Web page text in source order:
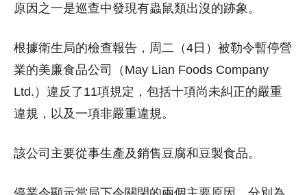
原因之一是巡查中發現有蟲鼠類出沒的跡象。
根據衛生局的檢查報告，周二（4日）被勒令暫停營
業的美廉食品公司（May Lian Foods Company
Ltd.）違反了11項規定，包括十項尚未糾正的嚴重
違規，以及一項非嚴重違規。
該公司主要從事生產及銷售豆腐和豆製食品。